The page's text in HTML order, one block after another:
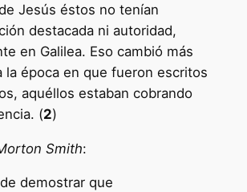
Jesús éstos no tenían
destacada ni autoridad,
en Galilea. Eso cambió más
la época en que fueron escritos
aquéllos estaban cobrando
(2)
Smith:
demostrar que